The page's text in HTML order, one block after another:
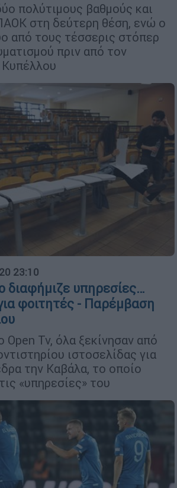
πολύτιμους βαθμούς και
στη δεύτερη θέση, ενώ ο
από τους τέσσερις στόπερ
πριν από τον
Κυπέλλου
23:10
διαφήμιζε υπηρεσίες…
φοιτητές - Παρέμβαση
Tv, όλα ξεκίνησαν από
ιστοσελίδας για
την Καβάλα, το οποίο
«υπηρεσίες» του